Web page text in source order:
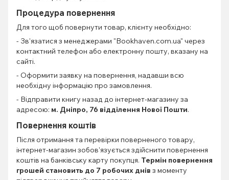
Процедура повернення
Для того щоб повернути товар, клієнту необхідно:
- Зв'язатися з менеджерами "Bookhaven.com.ua" через
контактний телефон або електронну пошту, вказану на
сайті.
- Оформити заявку на повернення, надавши всю
необхідну інформацію про замовлення.
- Відправити книгу назад до інтернет-магазину за
адресою: м. Дніпро, 76 відділення Нової Пошти.
Повернення коштів
Після отримання та перевірки поверненого товару,
інтернет-магазин зобов'язується здійснити повернення
коштів на банківську карту покупця. Термін повернення
грошей становить до 7 робочих днів з моменту